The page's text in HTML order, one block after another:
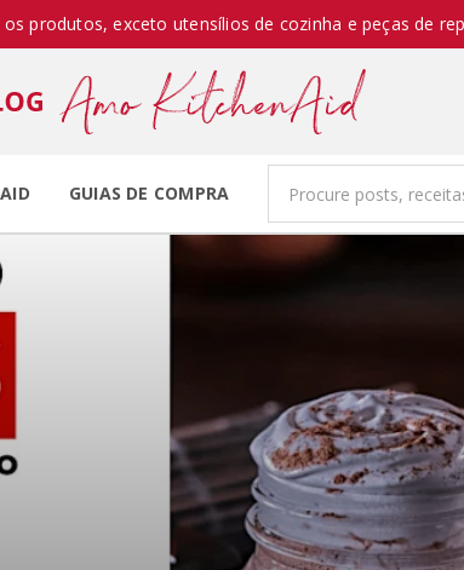
produtos, exceto utensílios de cozinha e peças de
GUIAS DE COMPRA